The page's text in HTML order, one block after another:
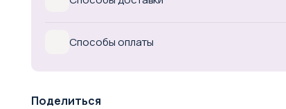
Способы оплаты
Поделиться